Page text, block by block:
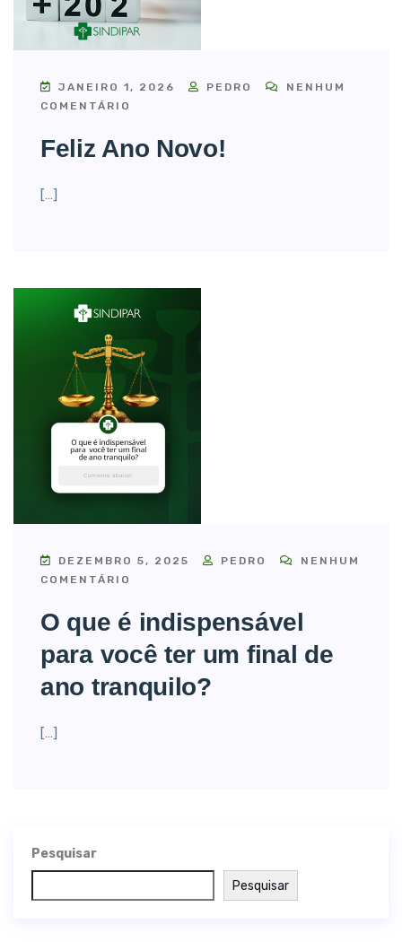
JANEIRO 1, 2026 PEDRO
NENHUM
COMENTÁRIO
Feliz Ano Novo!
[…]
DEZEMBRO 5, 2025 PEDRO
NENHUM
COMENTÁRIO
O que é indispensável
para você ter um final de
ano tranquilo?
[…]
Pesquisar
Pesquisar